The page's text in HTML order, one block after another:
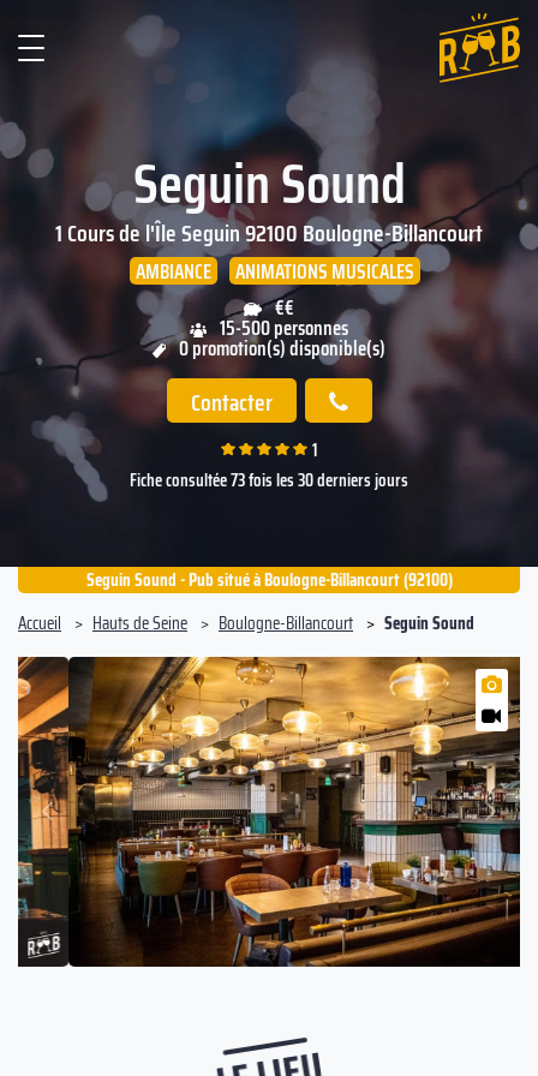
Seguin Sound
1 Cours de l'Île Seguin92100Boulogne-Billancourt
AMBIANCE
ANIMATIONS MUSICALES
€€
15-500 personnes
0 promotion(s) disponible(s)
Contacter
1
Fiche consultée 73 fois les 30 derniers jours
Seguin Sound - Pub situé à Boulogne-Billancourt (92100)
Accueil
Hauts de Seine Boulogne-Billancourt Seguin Sound
Précédent
Suivant